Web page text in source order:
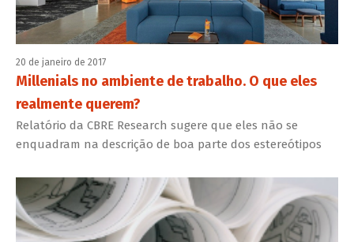
20 de janeiro de 2017
Millenials no ambiente de trabalho. O que eles
realmente querem?
Relatório da CBRE Research sugere que eles não se
enquadram na descrição de boa parte dos estereótipos